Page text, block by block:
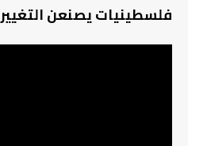
فلسطينيات يصنعن التغيير